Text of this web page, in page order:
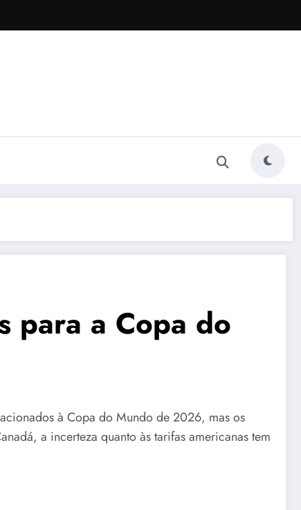
para a Copa do
à Copa do Mundo de 2026, mas os
a incerteza quanto às tarifas americanas tem